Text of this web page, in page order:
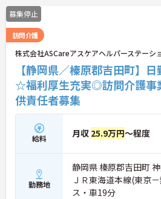
募集停止
訪問介護
株式会社ASCareアスケアヘルパーステーシ
【静岡県／榛原郡吉田町】
☆福利厚生充実◎訪問介護事
供責任者募集
給料 月収 25.9万円～程度
勤務地
静岡県 榛原郡吉田町
ＪＲ東海道本線(東京
ス・車19分